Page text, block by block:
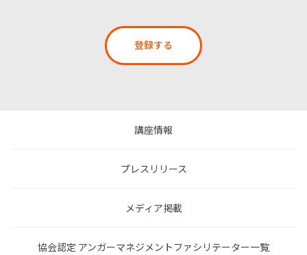
登録する
講座情報
プレスリリース
メディア掲載
協会認定 アンガーマネジメントファシリテーター一覧